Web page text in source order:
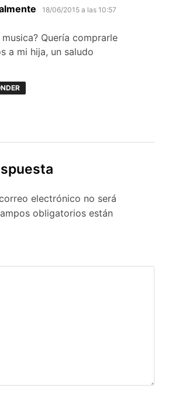
dice:
18/06/2015 a las 10:57
musica? Quería comprarle
a mi hija, un saludo
electrónico no será
obligatorios están